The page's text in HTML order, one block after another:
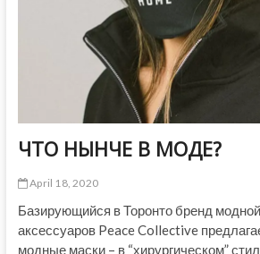
ЧТО НЫНЧЕ В МОДЕ?
April 18, 2020
Базирующийся в Торонто бренд
аксессуаров Peace Collective
модные маски – в “хирургическом”